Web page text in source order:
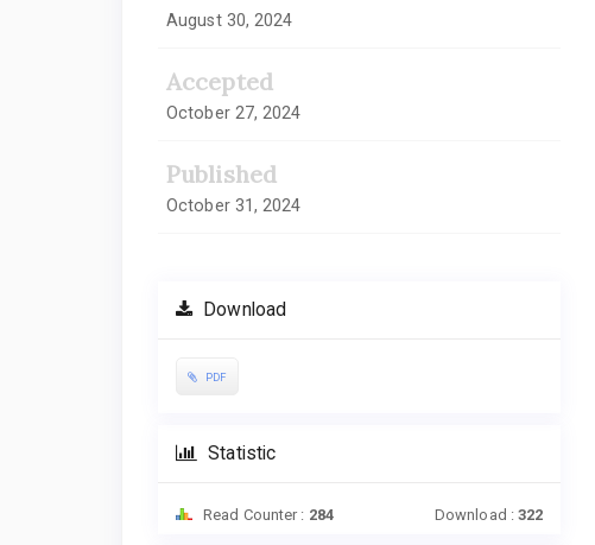
August 30, 2024
Accepted
October 27, 2024
Published
October 31, 2024
Download
PDF
Statistic
Read Counter : 284 Download :322